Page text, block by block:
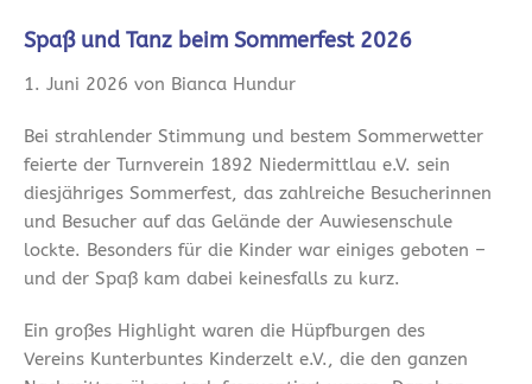
Spaß und Tanz beim Sommerfest 2026
1. Juni 2026 von Bianca Hundur
Bei strahlender Stimmung und bestem Sommerwetter
feierte der Turnverein 1892 Niedermittlau e.V. sein
diesjähriges Sommerfest, das zahlreiche Besucherinnen
und Besucher auf das Gelände der Auwiesenschule
lockte. Besonders für die Kinder war einiges geboten –
und der Spaß kam dabei keinesfalls zu kurz.
Ein großes Highlight waren die Hüpfburgen des
Vereins Kunterbuntes Kinderzelt e.V., die den ganzen